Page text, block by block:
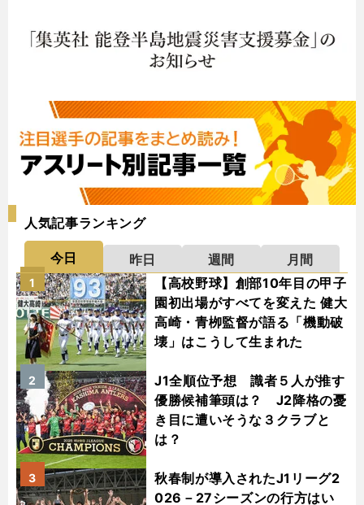
人気記事ランキング
今日 昨日 週間
月間
【高校野球】創部10年目の甲子
園初出場がすべてを変えた 健大
高崎・青栁監督が語る「機動破
壊」はこうして生まれた
1
J1全順位予想 識者５人が推す
優勝候補筆頭は？ J2降格の憂
き目に遭いそうな３クラブと
は？
2
秋春制が導入されたJ1リーグ2
026－27シーズンの行方はい
3